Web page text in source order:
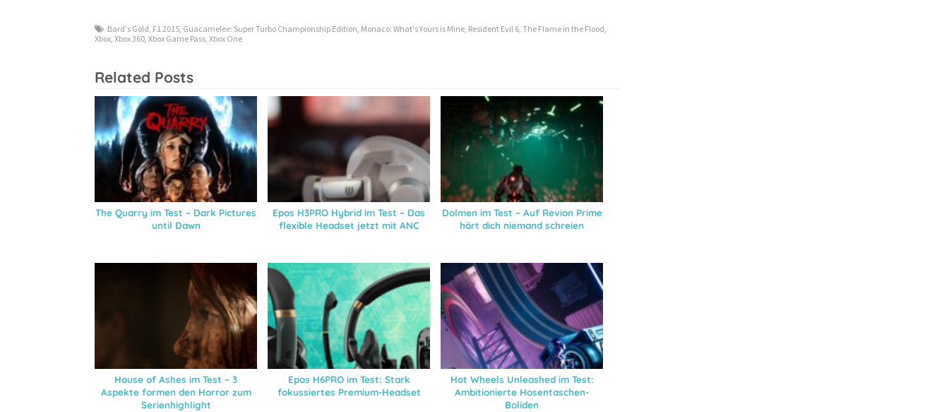
Bard's Gold F1 2015 Guacamelee: Super Turbo Championship Edition Monaco: What's Yours is Mine Resident Evil 6 ,The Flame in the Flood
Xbox ,Xbox 360 ,Xbox Game Pass ,Xbox One
Related Posts
The Quarry im Test – Dark Pictures
until Dawn
Epos H3PRO Hybrid im Test – Das
flexible Headset jetzt mit ANC
Dolmen im Test – Auf Revion Prime
hört dich niemand schreien
House of Ashes im Test – 3
Aspekte formen den Horror zum
Serienhighlight
Epos H6PRO im Test: Stark
fokussiertes Premium-Headset
Hot Wheels Unleashed im Test:
Ambitionierte Hosentaschen-
Boliden